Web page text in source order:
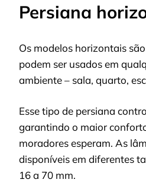
Persiana
Os modelos horizontais
podem ser usados ​​em
ambiente – sala, quarto,
Esse tipo de persiana
garantindo o maior
moradores esperam. As
disponíveis em diferentes
16 a 70 mm.